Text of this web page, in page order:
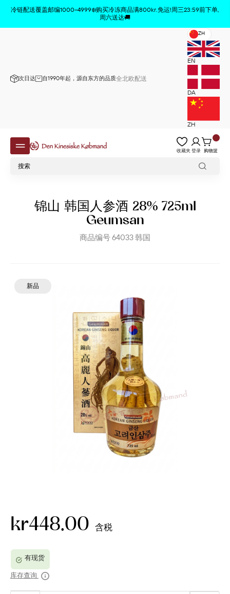
冷链配送覆盖邮编1000–4999❄️购买冷冻商品满800kr.免运!周三23:59前下单,
周六送达🚚
次日达 自1990年起，源自东方的品质全北欧配送
ZH
EN
DA
ZH
收藏夹登录 购物篮
锦山 韩国人参酒 28% 725ml
Geumsan
商品编号64033韩国
新品
kr448.00 含税
库存查询
商品已从购物车中删除 x